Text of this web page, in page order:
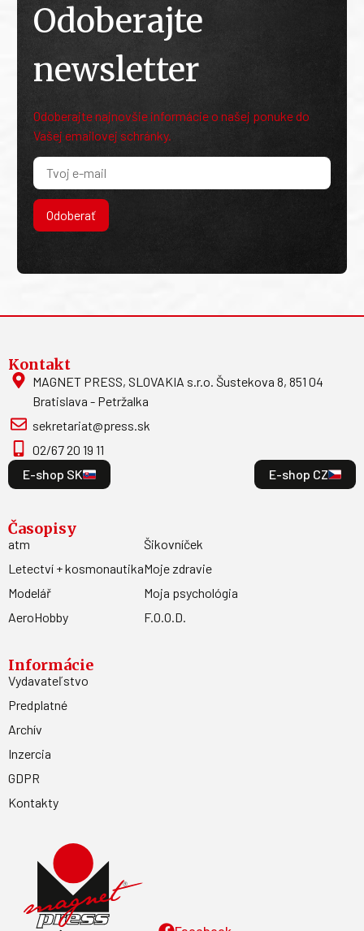
Odoberajte
newsletter
Odoberajte najnovšie informácie o našej ponuke do
Vašej emailovej schránky.
Odoberať
Kontakt
MAGNET PRESS, SLOVAKIA s.r.o. Šustekova 8, 851 04
Bratislava - Petržalka
sekretariat@press.sk
02/67 20 19 11
E-shop SK
E-shop CZ
Časopisy
atm
Letectví + kosmonautika
Modelář
AeroHobby
Šikovníček
Moje zdravie
Moja psychológia
F.O.O.D.
Informácie
Vydavateľstvo
Predplatné
Archív
Inzercia
GDPR
Kontakty